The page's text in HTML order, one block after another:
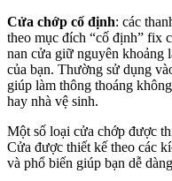
Cửa chớp cố định: các
theo mục đích “cố định” fix
nan cửa giữ nguyên khoảng
của bạn. Thường sử dụng
giúp làm thông thoáng
hay nhà vệ sinh.
Một số loại cửa chớp được
Cửa được thiết kế theo các
và phổ biến giúp bạn dễ